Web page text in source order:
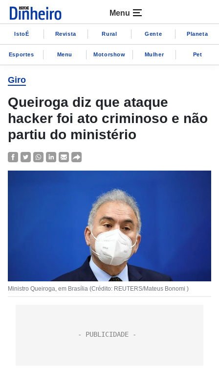
Menu
IstoÉ Revista Rural Gente Planeta
Esportes Menu Motorshow Mulher Pet
Giro
Queiroga diz que ataque
hacker foi ato criminoso e não
partiu do ministério
Ministro Queiroga, em Brasília (Crédito: REUTERS/Mateus Bonomi )